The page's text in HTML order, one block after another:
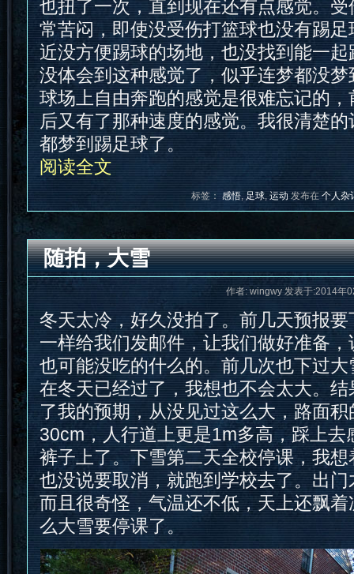
也扭了一次，直到现在还有点感觉。
常苦闷，即使没受伤打篮球也没有踢
近没方便踢球的场地，也没找到能一
没体会到这种感觉了，似乎连梦都没
球场上自由奔跑的感觉是很难忘记的
后又有了那种速度的感觉。我很清楚
都梦到踢足球了。
阅读全文
标签： 感悟, 足球, 运动 发布在个人杂
随拍，大雪
作者: wingwy 发表于:2014年
冬天太冷，好久没拍了。前几天预报
一样给我们发邮件，让我们做好准备
也可能没吃的什么的。前几次也下过
在冬天已经过了，我想也不会太大。
了我的预期，从没见过这么大，路面
30cm，人行道上更是1m多高，踩上去
裤子上了。下雪第二天全校停课，我
也没说要取消，就跑到学校去了。出
而且很奇怪，气温还不低，天上还飘
么大雪要停课了。